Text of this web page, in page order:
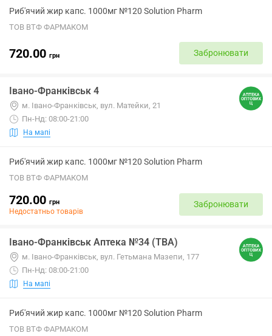
Риб'ячий жир капс. 1000мг №120 Solution Pharm
ТОВ ВТФ ФАРМАКОМ
720.00 грн Забронювати
Івано-Франківськ 4
м. Івано-Франківськ, вул. Матейки, 21
Пн-Нд: 08:00-21:00
На мапі
Риб'ячий жир капс. 1000мг №120 Solution Pharm
ТОВ ВТФ ФАРМАКОМ
720.00 грн
Недостатньо товарів
Забронювати
Івано-Франківськ Аптека №34 (ТВА)
м. Івано-Франківськ, вул. Гетьмана Мазепи, 177
Пн-Нд: 08:00-21:00
На мапі
Риб'ячий жир капс. 1000мг №120 Solution Pharm
ТОВ ВТФ ФАРМАКОМ